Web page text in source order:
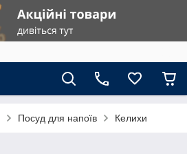
Посуд для напоїв Келихи